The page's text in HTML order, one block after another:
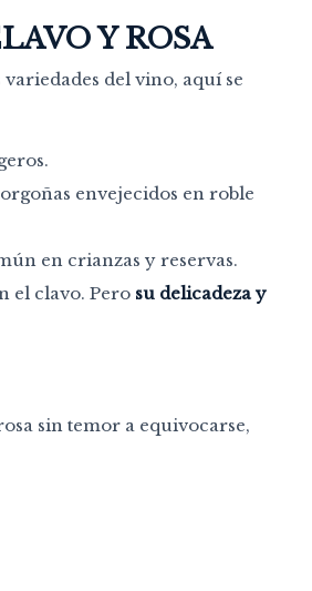
Y ROSA
del vino, aquí se
envejecidos en roble
en crianzas y reservas.
el clavo. Pero su delicadeza y
sin temor a equivocarse,